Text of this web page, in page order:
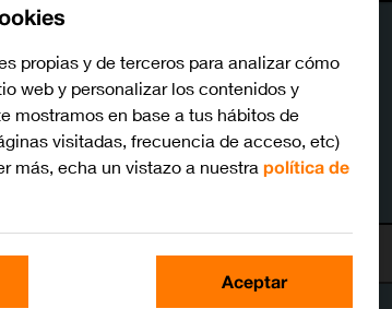
Busca por problema o tema
propias y de terceros para analizar cómo
web y personalizar los contenidos y
mostramos en base a tus hábitos de
visitadas, frecuencia de acceso, etc)
más, echa un vistazo a nuestra política de
Aceptar